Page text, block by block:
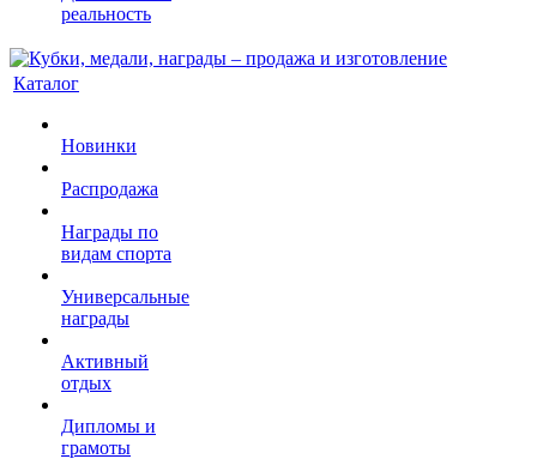
реальность
Каталог
Новинки
Распродажа
Награды по
видам спорта
Универсальные
награды
Активный
отдых
Дипломы и
грамоты